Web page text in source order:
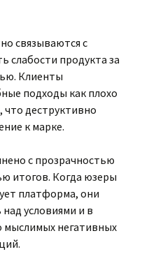
связываются с
слабости продукта за
Клиенты
подходы как плохо
что деструктивно
к марке.
с прозрачностью
итогов. Когда юзеры
платформа, они
условиями и в
мыслимых негативных